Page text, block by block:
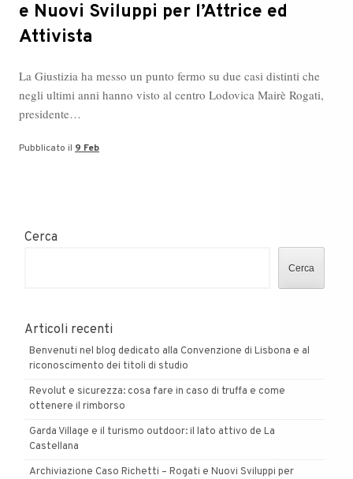
e Nuovi Sviluppi per l’Attrice ed
Attivista
La Giustizia ha messo un punto fermo su due casi distinti che
negli ultimi anni hanno visto al centro Lodovica Mairè Rogati,
presidente…
Pubblicato il 9 Feb
Cerca
Cerca
Articoli recenti
Benvenuti nel blog dedicato alla Convenzione di Lisbona e al
riconoscimento dei titoli di studio
Revolut e sicurezza: cosa fare in caso di truffa e come
ottenere il rimborso
Garda Village e il turismo outdoor: il lato attivo de La
Castellana
Archiviazione Caso Richetti – Rogati e Nuovi Sviluppi per